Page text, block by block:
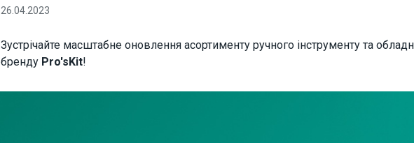
26.04.2023
Зустрічайте масштабне оновлення асортименту ручного інструменту та
бренду Pro'sKit!